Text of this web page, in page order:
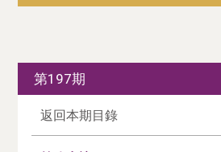
第197期
返回本期目錄